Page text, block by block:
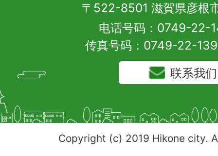
〒522-8501 滋賀県彦根
电话号码：0749-22-
传真号码：0749-22-
联系我们
Copyright (c) 2019 Hikone city.